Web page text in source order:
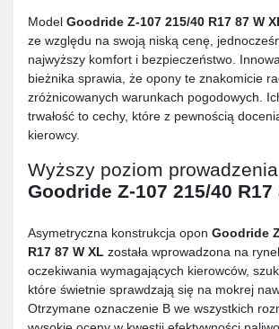
Model Goodride Z-107 215/40 R17 87 W
ze względu na swoją niską cenę,
najwyższy komfort i bezpieczeństwo.
bieżnika sprawia, że opony te znakomicie
zróżnicowanych warunkach pogodowych.
trwałość to cechy, które z pewnością
kierowcy.
Wyższy poziom
Goodride Z-107 215/40 R17
Asymetryczna konstrukcja opon Goodride
R17 87 W XL została wprowadzona na
oczekiwania wymagających kierowców,
które świetnie sprawdzają się na mokrej
Otrzymane oznaczenie B we wszystkich